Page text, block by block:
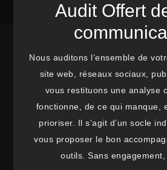
Audit Offert
Nous auditons l’ensemble de
site web, réseaux sociaux,
vous restituons une analyse
fonctionne, de ce qui manque,
prioriser. Il s’agit d’un socle
vous proposer le bon
outils. Sans